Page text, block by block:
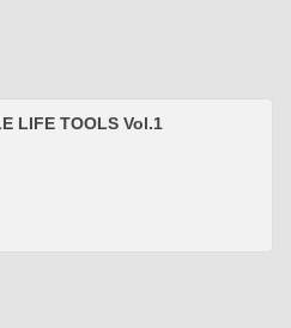
LIFE TOOLS Vol.1